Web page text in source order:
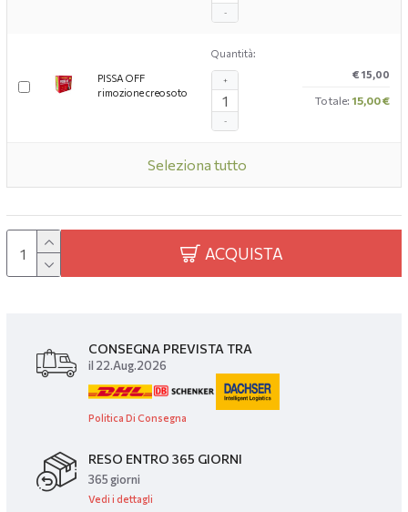
-
PISSA OFF
rimozione creosoto
Quantità:
-
+ € 15,00
Totale: 15,00 €
Seleziona tutto
ACQUISTA
CONSEGNA PREVISTA TRA
il 22.Aug.2026
Politica Di Consegna
RESO ENTRO 365 GIORNI
365 giorni
Vedi i dettagli